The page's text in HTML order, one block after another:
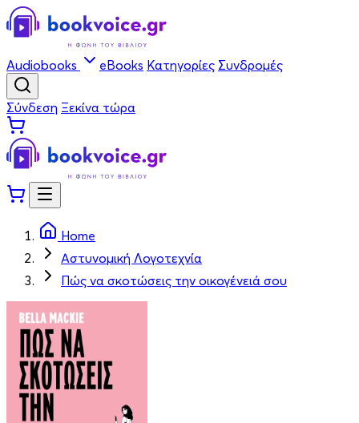
Audiobooks eBooks Κατηγορίες Συνδρομές
Σύνδεση Ξεκίνα τώρα
Home
Αστυνομική Λογοτεχνία
Πώς να σκοτώσεις την οικογένειά σου